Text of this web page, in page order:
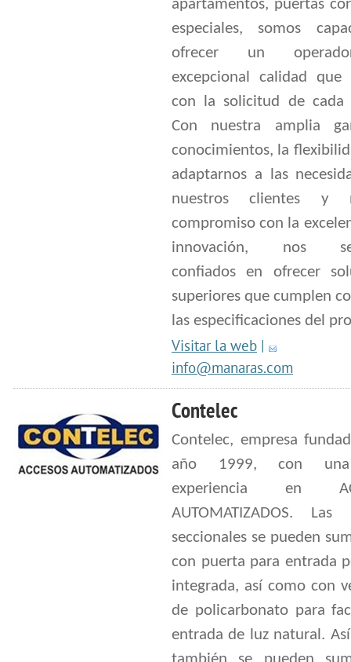
apartamentos, puertas
especiales, somos
ofrecer un
excepcional calidad que
con la solicitud de cada
Con nuestra amplia
conocimientos, la
adaptarnos a las
nuestros clientes y
compromiso con la
innovación, nos
confiados en ofrecer
superiores que cumplen
las especificaciones del
Visitar la web |
info@manaras.com
Contelec
Contelec, empresa
año 1999, con
experiencia en
AUTOMATIZADOS. Las
seccionales se pueden
con puerta para entrada
integrada, así como con
de policarbonato para
entrada de luz natural.